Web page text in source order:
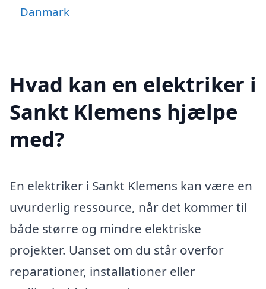
Danmark
Hvad kan en elektriker i
Sankt Klemens hjælpe
med?
En elektriker i Sankt Klemens kan være en
uvurderlig ressource, når det kommer til
både større og mindre elektriske
projekter. Uanset om du står overfor
reparationer, installationer eller